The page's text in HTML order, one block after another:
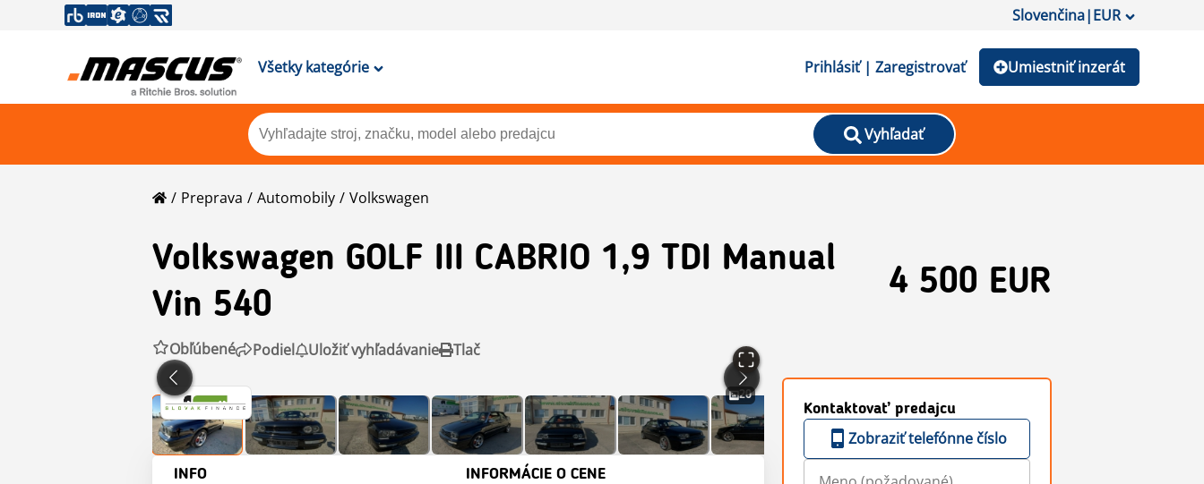
Slovenčina|EUR
Všetky kategórie Prihlásiť | Zaregistrovať Umiestniť inzerát
Vyhľadať
Preprava Automobily Volkswagen
Volkswagen GOLF III CABRIO 1,9 TDI Manual
Vin 540
4 500 EUR
Obľúbené Podiel Uložiť vyhľadávanie Tlač
20
INFO INFORMÁCIE O CENE
Kontaktovať predajcu
Zobraziť telefónne číslo